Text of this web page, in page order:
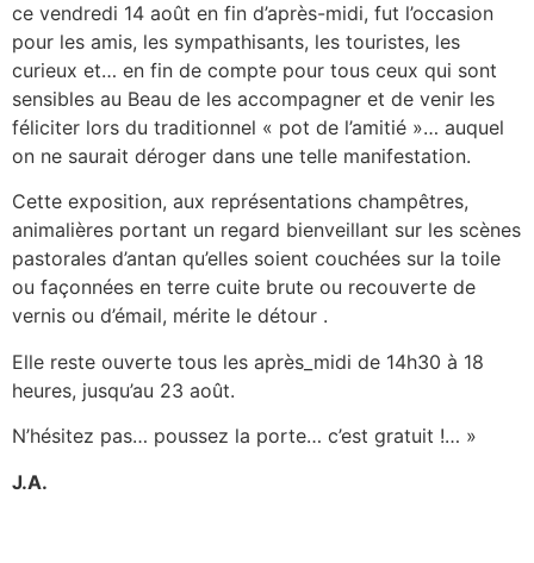
ce vendredi 14 août en fin d’après-midi, fut l’occasion
pour les amis, les sympathisants, les touristes, les
curieux et… en fin de compte pour tous ceux qui sont
sensibles au Beau de les accompagner et de venir les
féliciter lors du traditionnel « pot de l’amitié »… auquel
on ne saurait déroger dans une telle manifestation.
Cette exposition, aux représentations champêtres,
animalières portant un regard bienveillant sur les scènes
pastorales d’antan qu’elles soient couchées sur la toile
ou façonnées en terre cuite brute ou recouverte de
vernis ou d’émail, mérite le détour .
Elle reste ouverte tous les après_midi de 14h30 à 18
heures, jusqu’au 23 août.
N’hésitez pas… poussez la porte… c’est gratuit !… »
J.A.